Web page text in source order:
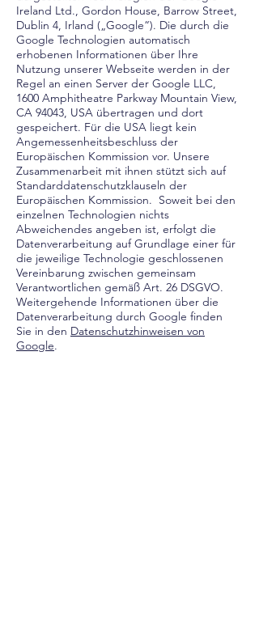
Ireland Ltd., Gordon House, Barrow Street,
Dublin 4, Irland („Google“). Die durch die
Google Technologien automatisch
erhobenen Informationen über Ihre
Nutzung unserer Webseite werden in der
Regel an einen Server der Google LLC,
1600 Amphitheatre Parkway Mountain View,
CA 94043, USA übertragen und dort
gespeichert. Für die USA liegt kein
Angemessenheitsbeschluss der
Europäischen Kommission vor. Unsere
Zusammenarbeit mit ihnen stützt sich auf
Standarddatenschutzklauseln der
Europäischen Kommission. Soweit bei den
einzelnen Technologien nichts
Abweichendes angeben ist, erfolgt die
Datenverarbeitung auf Grundlage einer für
die jeweilige Technologie geschlossenen
Vereinbarung zwischen gemeinsam
Verantwortlichen gemäß Art. 26 DSGVO.
Weitergehende Informationen über die
Datenverarbeitung durch Google finden
Sie in den Datenschutzhinweisen von
Google.